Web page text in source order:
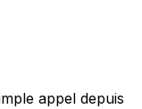
appel depuis